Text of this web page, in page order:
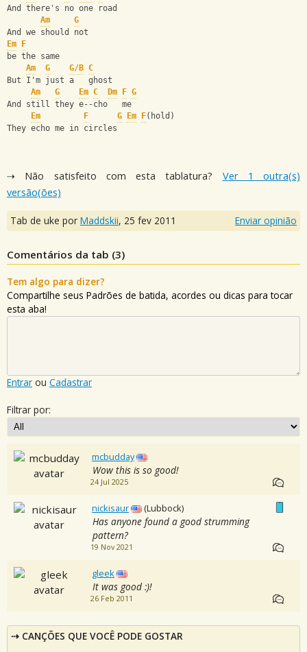
And there's no one road
Am
G
And we should not
Em
F
be the same
Am
G G/B C
But I'm just a   ghost
Am
G Em C Dm F G
And still they e--cho   me
Em
F G Em F(hold)
They echo me in circles
⇢ Não satisfeito com esta tablatura? Ver 1 outra(s)
versão(ões)
Tab de uke por Maddskii, 25 fev 2011 Enviar opinião
Comentários da tab (3)
Tem algo para dizer?
Compartilhe seus Padrões de batida, acordes ou dicas para tocar
esta aba!
Entrar ou Cadastrar
Filtrar por:
mcbudday
Wow this is so good!
24 Jul 2025
nickisaur (Lubbock)
Has anyone found a good strumming
pattern?
19 Nov 2021
gleek
It was good :)!
26 Feb 2011
CANÇÕES QUE VOCÊ PODE GOSTAR